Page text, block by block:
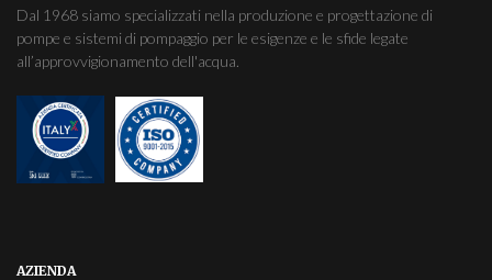
Dal 1968 siamo specializzati nella produzione e progettazione di
pompe e sistemi di pompaggio per le esigenze e le sfide legate
all’approvvigionamento dell'acqua.
AZIENDA